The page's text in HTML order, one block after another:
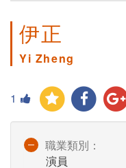
伊正
Yi Zheng
1
職業類別：
演員